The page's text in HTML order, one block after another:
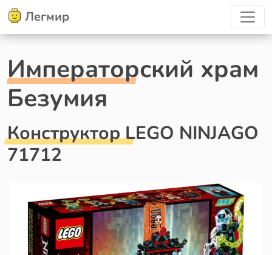
Легмир
Императорский храм
Безумия
Конструктор LEGO NINJAGO
71712